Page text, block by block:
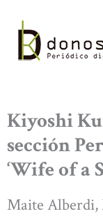
contenido
Kiyoshi
sección
‘Wife of a
Maite Alberdi,